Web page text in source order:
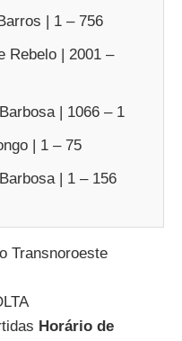
| 1 – 756
Rebelo | 2001 –
| 1066 – 1
| 1 – 75
| 1 – 156
Transnoroeste
Horário de